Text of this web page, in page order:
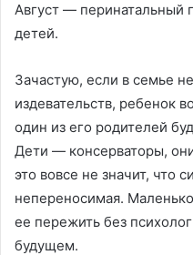
Август — перинатальный
детей.
Зачастую, если в семье
издевательств, ребенок
один из его родителей
Дети — консерваторы,
это вовсе не значит, что
непереносимая.
ее пережить без
будущем.